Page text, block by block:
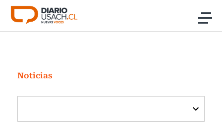
Click acá para ir directamente al contenido
Investigación
Cultura
Programas Radio y TV Usach
Noticias